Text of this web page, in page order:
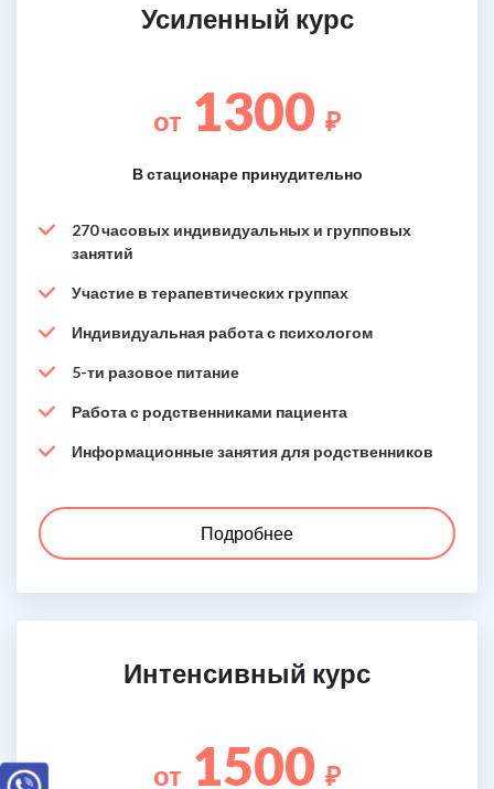
Усиленный курс
от 1300 ₽
В стационаре принудительно
270 часовых индивидуальных и групповых
занятий
Участие в терапевтических группах
Индивидуальная работа с психологом
5-ти разовое питание
Работа с родственниками пациента
Информационные занятия для родственников
Подробнее
Интенсивный курс
от 1500 ₽